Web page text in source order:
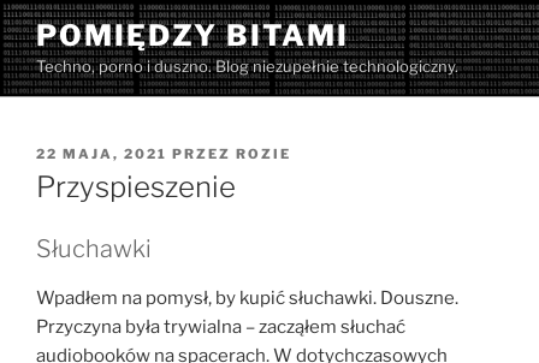
Przejdź
do
treści
POMIĘDZY BITAMI
Techno, porno i duszno. Blog niezupełnie technologiczny.
OPUBLIKOWANE
W
22 MAJA, 2021 PRZEZ ROZIE
Przyspieszenie
Słuchawki
Wpadłem na pomysł, by kupić słuchawki. Douszne.
Przyczyna była trywialna – zacząłem słuchać
audiobooków na spacerach. W dotychczasowych